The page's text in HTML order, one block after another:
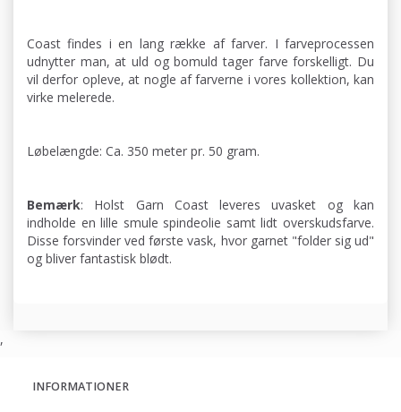
Coast findes i en lang række af farver. I farveprocessen
udnytter man, at uld og bomuld tager farve forskelligt. Du
vil derfor opleve, at nogle af farverne i vores kollektion, kan
virke melerede.
Løbelængde: Ca. 350 meter pr. 50 gram.
Bemærk: Holst Garn Coast leveres uvasket og kan
indholde en lille smule spindeolie samt lidt overskudsfarve.
Disse forsvinder ved første vask, hvor garnet "folder sig ud"
og bliver fantastisk blødt.
,
INFORMATIONER